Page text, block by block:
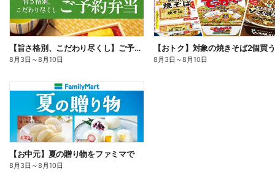
【旨さ格別、こだわり尽くし】ご予約弁当
8月3日 ～8月10日 8月3日 ～8月10日
【お中元】夏の贈り物をファミマで
8月3日 ～8月10日